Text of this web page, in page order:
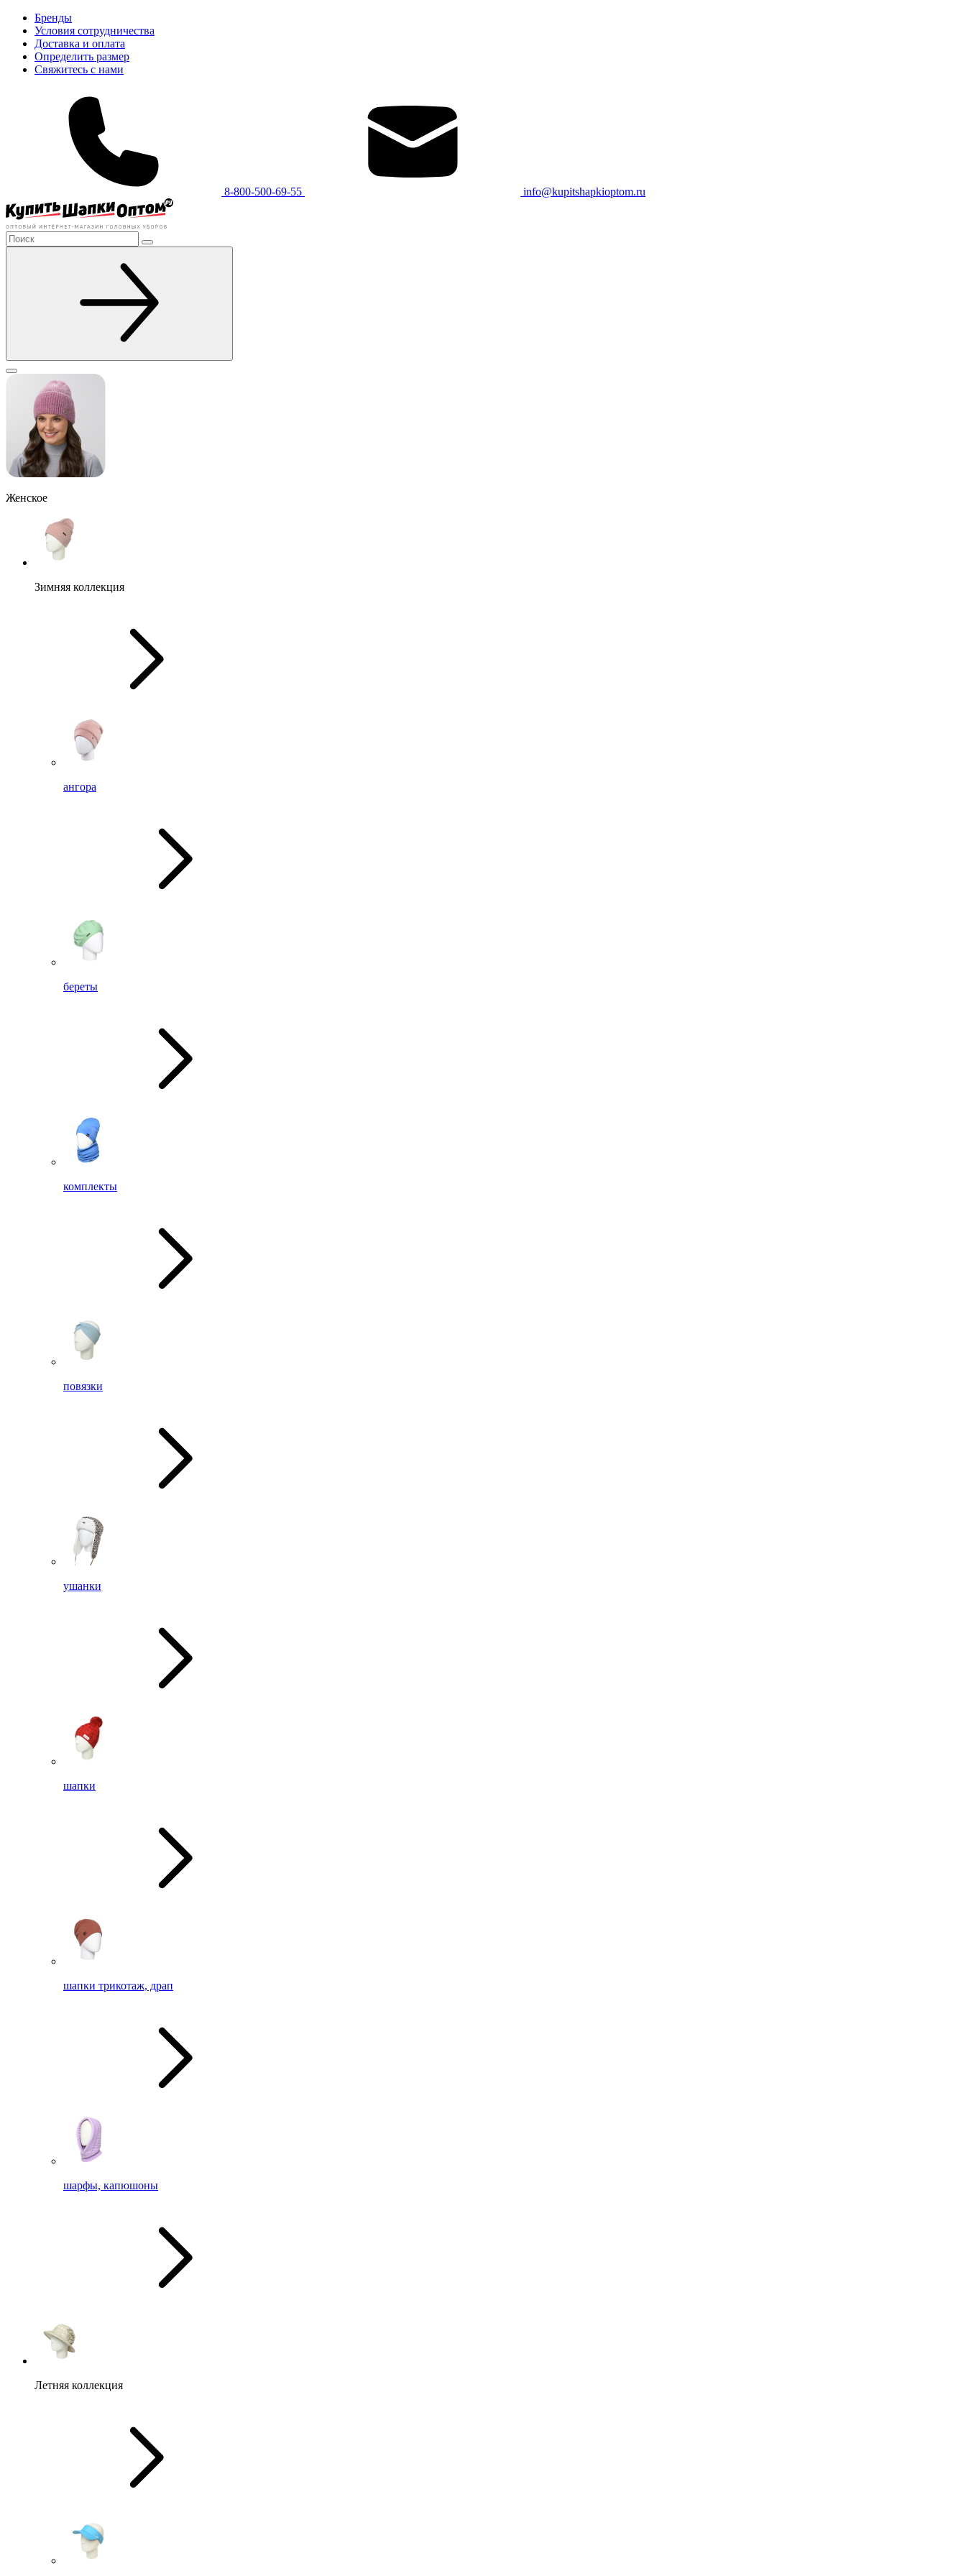
Бренды
Условия сотрудничества
Доставка и оплата
Определить размер
Свяжитесь с нами
8-800-500-69-55 info@kupitshapkioptom.ru
Женское
Зимняя коллекция
ангора
береты
комплекты
повязки
ушанки
шапки
шапки трикотаж, драп
шарфы, капюшоны
Летняя коллекция